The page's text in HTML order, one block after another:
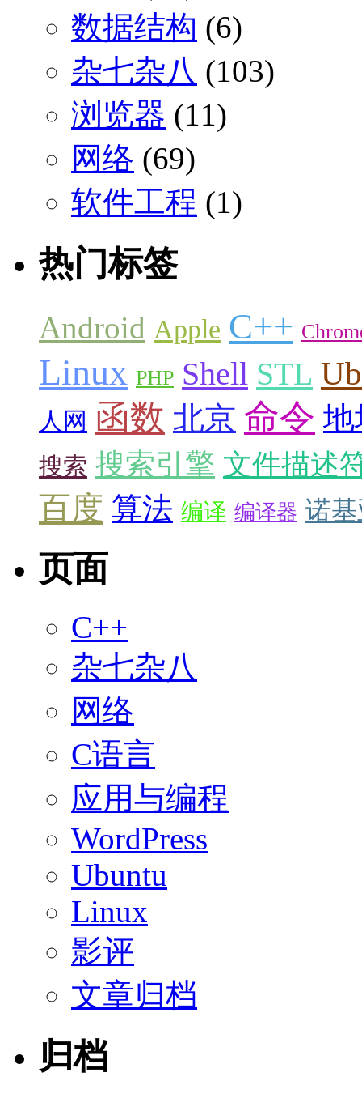
数据结构 (6)
杂七杂八 (103)
浏览器 (11)
网络 (69)
软件工程 (1)
热门标签
Android Apple C++
Linux PHP Shell STL
人网 函数 北京 命令 地
搜索 搜索引擎 文件描述
百度 算法 编译 编译器 诺
页面
C++
杂七杂八
网络
C语言
应用与编程
WordPress
Ubuntu
Linux
影评
文章归档
归档